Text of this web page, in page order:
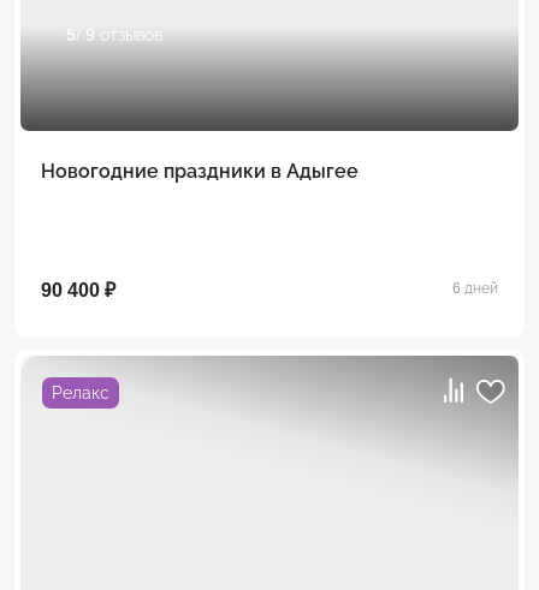
5/ 9 отзывов
Новогодние праздники в Адыгее
90 400 ₽ 6 дней
Релакс